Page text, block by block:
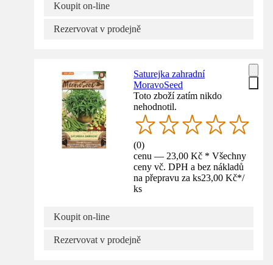
Koupit on-line
Rezervovat v prodejně
Saturejka zahradní
MoravoSeed
Toto zboží zatím nikdo
nehodnotil.
(0)
cenu — 23,00 Kč * Všechny
ceny vč. DPH a bez nákladů
na přepravu za ks23,00 Kč*/
ks
Koupit on-line
Rezervovat v prodejně